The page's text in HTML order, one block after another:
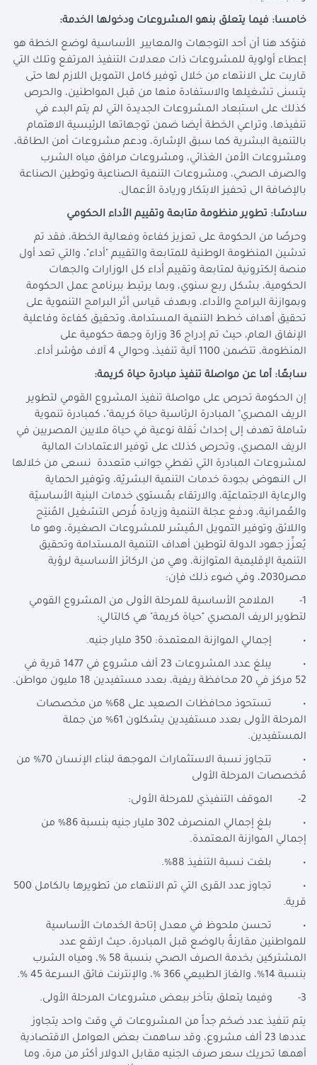
خامسا: فيما يتعلق بنهو المشروعات ودخولها الخدمة:
فنؤكد هنا أن أحد التوجهات والمعايير الأساسية لوضع الخطة هو
إعطاء أولوية للمشروعات ذات معدلات التنفيذ المرتفع وتلك التي
قاربت على الانتهاء من خلال توفير كامل التمويل اللازم لها حتى
يتسنى تشغيلها والاستفادة منها من قبل المواطنين، والحرص
كذلك على استبعاد المشروعات الجديدة التي لم يتم البدء في
تنفيذها، وتراعي الخطة أيضا ضمن توجهاتها الرئيسية الاهتمام
بالتنمية البشرية كما سبق الإشارة، ودعم مشروعات أمن الطاقة،
ومشروعات الأمن الغذائي، ومشروعات مرافق مياه الشرب
والصرف الصحي، ومشروعات التنمية الصناعية وتوطين الصناعة
بالإضافة الى تحفيز الابتكار وريادة الأعمال.
سادسًا: تطوير منظومة متابعة وتقييم الأداء الحكومي
وحرصًا من الحكومة على تعزيز كفاءة وفعالية الخطة، فقد تم
تدشين المنظومة الوطنية للمتابعة والتقييم "أداء"، والتي تعد أول
منصة إلكترونية لمتابعة وتقييم أداء كل الوزارات والجهات
الحكومية، بشكل ربع سنوي، وبما يرتبط ببرنامج عمل الحكومة
وبموازنة البرامج والأداء، وبهدف قياس أثر البرامج التنموية على
تحقيق أهداف خطط التنمية المستدامة، وتحقيق كفاءة وفاعلية
الإنفاق العام، حيث تم إدراج 36 وزارة وجهة حكومية على
المنظومة، تتضمن 1100 آلية تنفيذ، وحوالي 4 آلاف مؤشر أداء.
سابعًا: أما عن مواصلة تنفيذ مبادرة حياة كريمة:
إن الحكومة تحرص على مواصلة تنفيذ المشروع القومي لتطوير
الريف المصري" المبادرة الرئاسية حياة كريمة"، كمبادرة تنموية
شاملة تهدف إلى إحداث نَقلة نوعية في حياة ملايين المصريين في
الريف المصري، وتحرص كذلك على توفير الاعتمادات المالية
لمشروعات المبادرة التي تغطي جوانب متعددة نسعى من خلالها
الى النهوض بجودة خدمات التنمية البشريّة، وتوفير الحماية
والرعاية الاجتماعيّة، والارتقاء بمُستوى خدمات البنية الأساسيّة
والعُمرانية، ودفع عجلة التنمية وزيادة فُرص التشغيل المُنتِج
واللائق وتوفير التمويل الـمُيسّر للمشروعات الصغيرة، وهو ما
يُعزِّز جهود الدولة لتوطين أهداف التنمية المستدامة وتحقيق
التنمية الإقليمية المتوازنة، وهي من الركائز الأساسية لرؤية
مصر2030، وفي ضوء ذلك فإن:
1- الملامح الأساسية للمرحلة الأولى من المشروع القومي
لتطوير الريف المصري "حياة كريمة" هي كالتالي:
• إجمالي الموازنة المعتمدة: 350 مليار جنيه.
• يبلغ عدد المشروعات 23 ألف مشروع في 1477 قرية في
52 مركز في 20 محافظة ريفية، بعدد مستفيدين 18 مليون مواطن.
• تستحوذ محافظات الصعيد على 68% من مخصصات
المرحلة الأولى بعدد مستفيدين يشكلون 61% من جملة
المستفيدين.
• تتجاوز نسبة الاستثمارات الموجهة لبناء الإنسان 70% من
مُخصصات المرحلة الأولى
2- الموقف التنفيذي للمرحلة الأولى:
• بلغ إجمالي المنصرف 302 مليار جنيه بنسبة 86% من
إجمالي الموازنة المعتمدة.
• بلغت نسبة التنفيذ 88%.
• تجاوز عدد القرى التي تم الانتهاء من تطويرها بالكامل 500
قرية.
• تحسن ملحوظ في معدل إتاحة الخدمات الأساسية
للمواطنين مقارنةً بالوضع قبل المبادرة، حيث ارتفع عدد
المشتركين بخدمة الصرف الصحي بنسبة 58 %، ومياه الشرب
بنسبة 14%، والغاز الطبيعي 366 %، والإنترنت فائق السرعة 45 %.
3- وفيما يتعلق بتأخر ببعض مشروعات المرحلة الأولى.
يتم تنفيذ عدد ضخم جداً من المشروعات في وقت واحد يتجاوز
عددها 23 ألف مشروع، وقد ساهمت بعض العوامل الاقتصادية
أهمها تحريك سعر صرف الجنيه مقابل الدولار أكثر من مرة، وما